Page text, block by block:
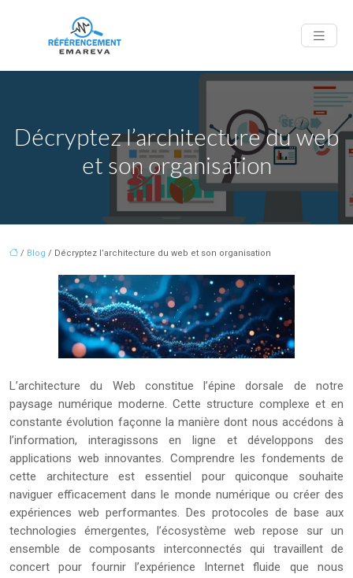
Décryptez l’architecture du web
et son organisation
/ Blog / Décryptez l’architecture du web et son organisation
L’architecture du Web constitue l’épine dorsale de notre
paysage numérique moderne. Cette structure complexe et en
constante évolution façonne la manière dont nous accédons à
l’information, interagissons en ligne et développons des
applications web innovantes. Comprendre les fondements de
cette architecture est essentiel pour quiconque souhaite
naviguer efficacement dans le monde numérique ou créer des
expériences web performantes. Des protocoles de base aux
technologies émergentes, l’écosystème web repose sur un
ensemble de composants interconnectés qui travaillent de
concert pour fournir l’expérience Internet fluide que nous